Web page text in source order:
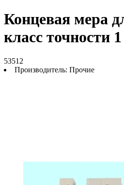
Концевая мера
класс точности
53512
Производитель: Прочие